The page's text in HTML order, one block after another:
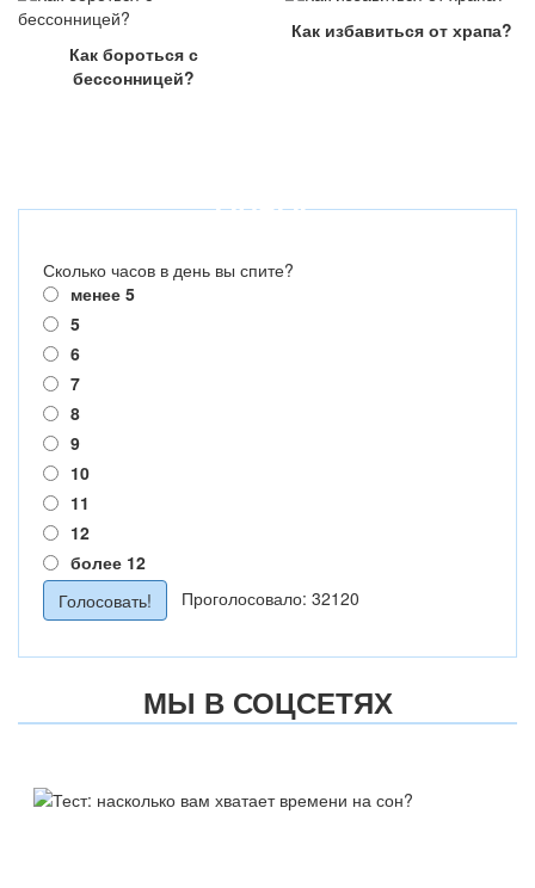
Как бороться с
бессонницей?
Как избавиться от храпа?
ОПРОС
Сколько часов в день вы спите?
менее 5
5
6
7
8
9
10
11
12
более 12
Проголосовало: 32120
МЫ В СОЦСЕТЯХ